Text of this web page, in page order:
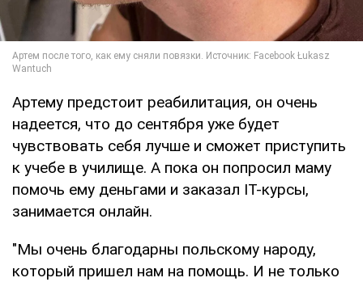
Артему предстоит реабилитация, он очень
надеется, что до сентября уже будет
чувствовать себя лучше и сможет приступить
к учебе в училище. А пока он попросил маму
помочь ему деньгами и заказал IT-курсы,
занимается онлайн.
"Мы очень благодарны польскому народу,
который пришел нам на помощь. И не только